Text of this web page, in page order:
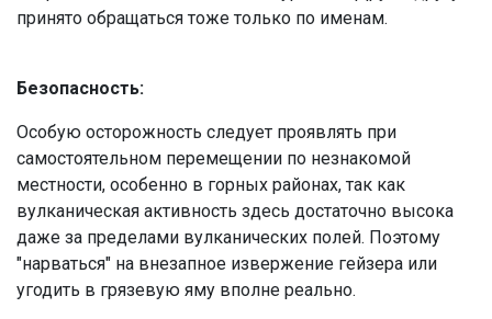
принято обращаться тоже только по именам.
Безопасность:
Особую осторожность следует проявлять при
самостоятельном перемещении по незнакомой
местности, особенно в горных районах, так как
вулканическая активность здесь достаточно высока
даже за пределами вулканических полей. Поэтому
"нарваться" на внезапное извержение гейзера или
угодить в грязевую яму вполне реально.